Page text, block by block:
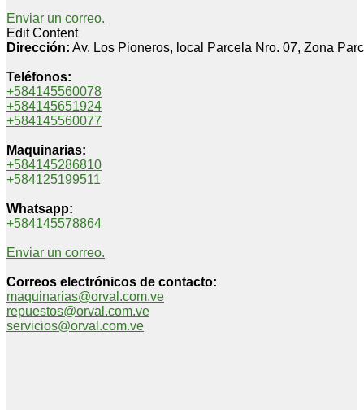
Enviar un correo.
Edit Content
Dirección: Av. Los Pioneros, local Parcela Nro. 07, Zona
Teléfonos:
+584145560078
+584145651924
+584145560077
Maquinarias:
+584145286810
+584125199511
Whatsapp:
+584145578864
Enviar un correo.
Correos electrónicos de contacto:
maquinarias@orval.com.ve
repuestos@orval.com.ve
servicios@orval.com.ve